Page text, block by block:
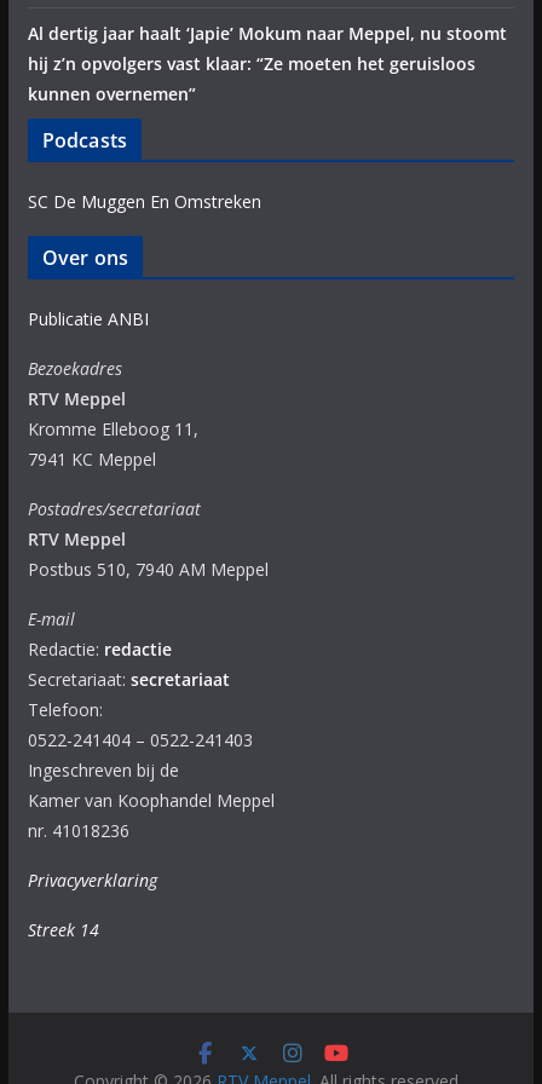
Al dertig jaar haalt ‘Japie’ Mokum naar Meppel, nu stoomt
hij z’n opvolgers vast klaar: “Ze moeten het geruisloos
kunnen overnemen”
Podcasts
SC De Muggen En Omstreken
Over ons
Publicatie ANBI
Bezoekadres
RTV Meppel
Kromme Elleboog 11,
7941 KC Meppel
Postadres/secretariaat
RTV Meppel
Postbus 510, 7940 AM Meppel
E-mail
Redactie: redactie
Secretariaat: secretariaat
Telefoon:
0522-241404 – 0522-241403
Ingeschreven bij de
Kamer van Koophandel Meppel
nr. 41018236
Privacyverklaring
Streek 14